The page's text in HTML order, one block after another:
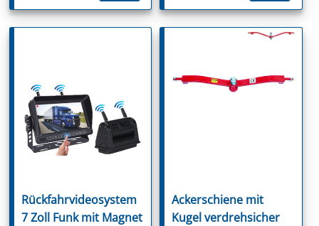
Rückfahrvideosystem
7 Zoll Funk mit Magnet
Ackerschiene mit
Kugel verdrehsicher